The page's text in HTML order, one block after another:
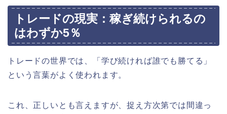
トレードの現実：稼ぎ続けられるの
はわずか5％
トレードの世界では、「学び続ければ誰でも勝てる」
という言葉がよく使われます。
これ、正しいとも言えますが、捉え方次第では間違っ